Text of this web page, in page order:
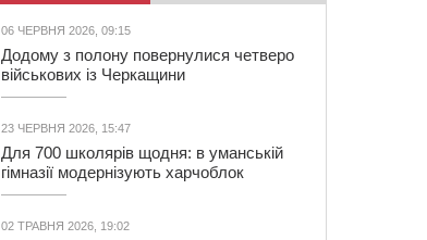
06 ЧЕРВНЯ 2026, 09:15
Додому з полону повернулися четверо
військових із Черкащини
23 ЧЕРВНЯ 2026, 15:47
Для 700 школярів щодня: в уманській
гімназії модернізують харчоблок
02 ТРАВНЯ 2026, 19:02